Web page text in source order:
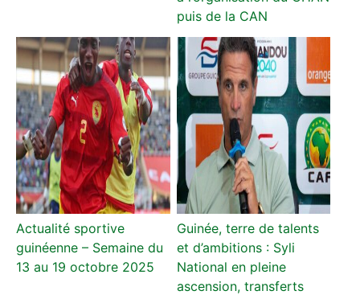
puis de la CAN
Actualité sportive
guinéenne – Semaine du
13 au 19 octobre 2025
Guinée, terre de talents
et d’ambitions : Syli
National en pleine
ascension, transferts